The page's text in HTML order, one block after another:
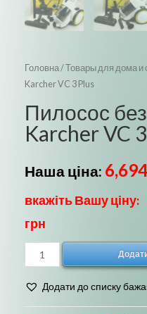
Головна/Товары для дома и
Karcher VC 3 Plus
Пилосос
Karcher VC
Наша ціна: 6,694
вкажіть Вашу ціну:
грн
Пилосос
безмішковий
KarcherДодати до списку